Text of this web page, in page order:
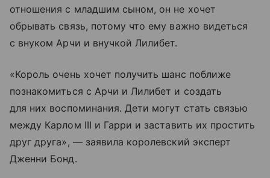
отношения с младшим сыном, он не хочет
обрывать связь, потому что ему важно видеться
с внуком Арчи и внучкой Лилибет.
«Король очень хочет получить шанс поближе
познакомиться с Арчи и Лилибет и создать
для них воспоминания. Дети могут стать связью
между Карлом III и Гарри и заставить их простить
друг друга», — заявила королевский эксперт
Дженни Бонд.